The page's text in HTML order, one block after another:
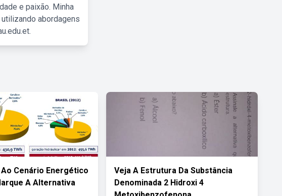
e paixão. Minha
abordagens
Ao Cenário Energético
A Alternativa
Veja A Estrutura Da Substância
Denominada 2 Hidroxi 4